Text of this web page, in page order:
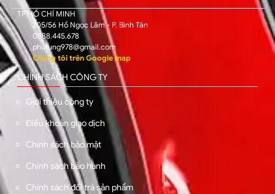
TP HỒ CHÍ MINH
205/56 Hồ Ngọc Lãm - P. Bình Tân
0588.445.678
phutung978@gmail.com
Chúng tôi trên Google map
CHÍNH SÁCH CÔNG TY
Giới thiệu công ty
Điều khoản giao dịch
Chính sách bảo mật
Chính sách bảo hành
Chính sách đổi trả sản phẩm